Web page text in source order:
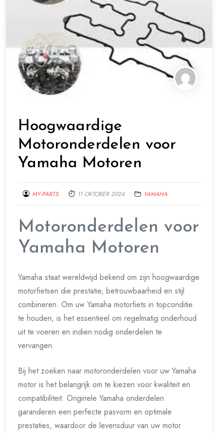
Hoogwaardige
Motoronderdelen voor
Yamaha Motoren
MY-PARTS 11 OKTOBER 2024 YAMAHA
Motoronderdelen voor
Yamaha Motoren
Yamaha staat wereldwijd bekend om zijn hoogwaardige
motorfietsen die prestatie, betrouwbaarheid en stijl
combineren. Om uw Yamaha motorfiets in topconditie
te houden, is het essentieel om regelmatig onderhoud
uit te voeren en indien nodig onderdelen te
vervangen.
Bij het zoeken naar motoronderdelen voor uw Yamaha
motor is het belangrijk om te kiezen voor kwaliteit en
compatibiliteit. Originele Yamaha onderdelen
garanderen een perfecte pasvorm en optimale
prestaties, waardoor de levensduur van uw motor